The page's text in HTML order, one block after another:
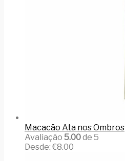
Macacão Ata nos Ombros
Avaliação 5.00de 5
Desde:€8.00